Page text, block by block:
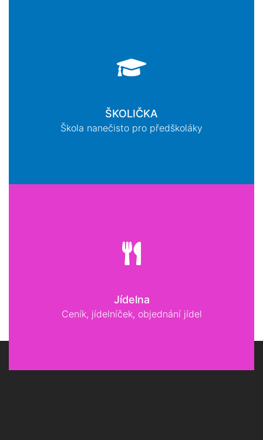
ŠKOLIČKA
Škola nanečisto pro předškoláky
Jídelna
Ceník, jídelníček, objednání jídel